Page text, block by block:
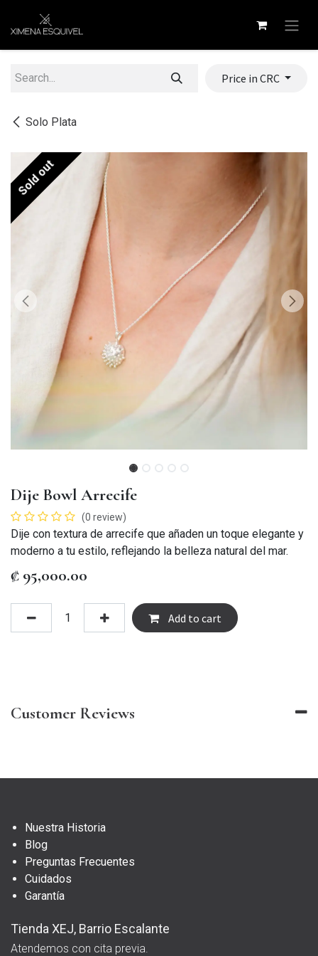
Solo Plata
Price in CRC
Sold out
Dije Bowl Arrecife
(0 review)
Dije con textura de arrecife que añaden un toque elegante y
moderno a tu estilo, reflejando la belleza natural del mar.
₡ 95,000.00
Add to cart
Customer Reviews
Nuestra Historia
Blog
Preguntas Frecuentes
Cuidados
Garantía
Tienda XEJ, Barrio Escalante
Atendemos con cita previa.